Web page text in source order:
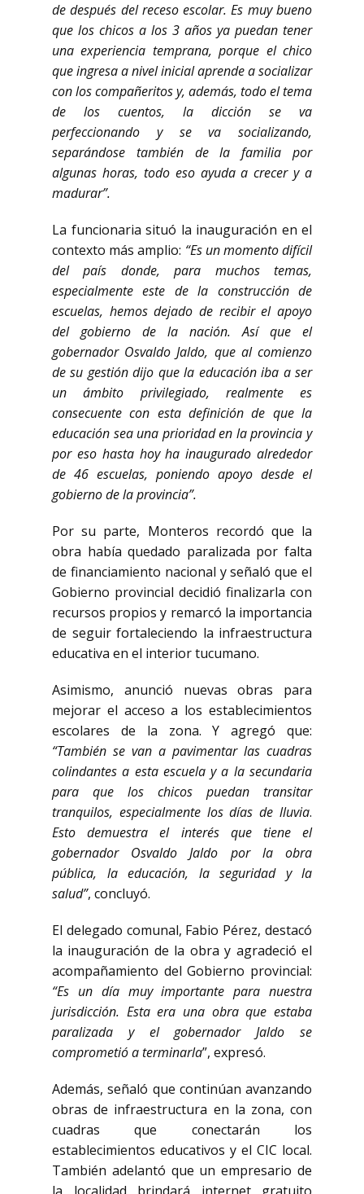
de después del receso escolar. Es muy bueno
que los chicos a los 3 años ya puedan tener
una experiencia temprana, porque el chico
que ingresa a nivel inicial aprende a socializar
con los compañeritos y, además, todo el tema
de los cuentos, la dicción se va
perfeccionando y se va socializando,
separándose también de la familia por
algunas horas, todo eso ayuda a crecer y a
madurar”.
La funcionaria situó la inauguración en el
contexto más amplio: “Es un momento difícil
del país donde, para muchos temas,
especialmente este de la construcción de
escuelas, hemos dejado de recibir el apoyo
del gobierno de la nación. Así que el
gobernador Osvaldo Jaldo, que al comienzo
de su gestión dijo que la educación iba a ser
un ámbito privilegiado, realmente es
consecuente con esta definición de que la
educación sea una prioridad en la provincia y
por eso hasta hoy ha inaugurado alrededor
de 46 escuelas, poniendo apoyo desde el
gobierno de la provincia”.
Por su parte, Monteros recordó que la
obra había quedado paralizada por falta
de financiamiento nacional y señaló que el
Gobierno provincial decidió finalizarla con
recursos propios y remarcó la importancia
de seguir fortaleciendo la infraestructura
educativa en el interior tucumano.
Asimismo, anunció nuevas obras para
mejorar el acceso a los establecimientos
escolares de la zona. Y agregó que:
“También se van a pavimentar las cuadras
colindantes a esta escuela y a la secundaria
para que los chicos puedan transitar
tranquilos, especialmente los días de lluvia.
Esto demuestra el interés que tiene el
gobernador Osvaldo Jaldo por la obra
pública, la educación, la seguridad y la
salud”, concluyó.
El delegado comunal, Fabio Pérez, destacó
la inauguración de la obra y agradeció el
acompañamiento del Gobierno provincial:
“Es un día muy importante para nuestra
jurisdicción. Esta era una obra que estaba
paralizada y el gobernador Jaldo se
comprometió a terminarla”, expresó.
Además, señaló que continúan avanzando
obras de infraestructura en la zona, con
cuadras que conectarán los
establecimientos educativos y el CIC local.
También adelantó que un empresario de